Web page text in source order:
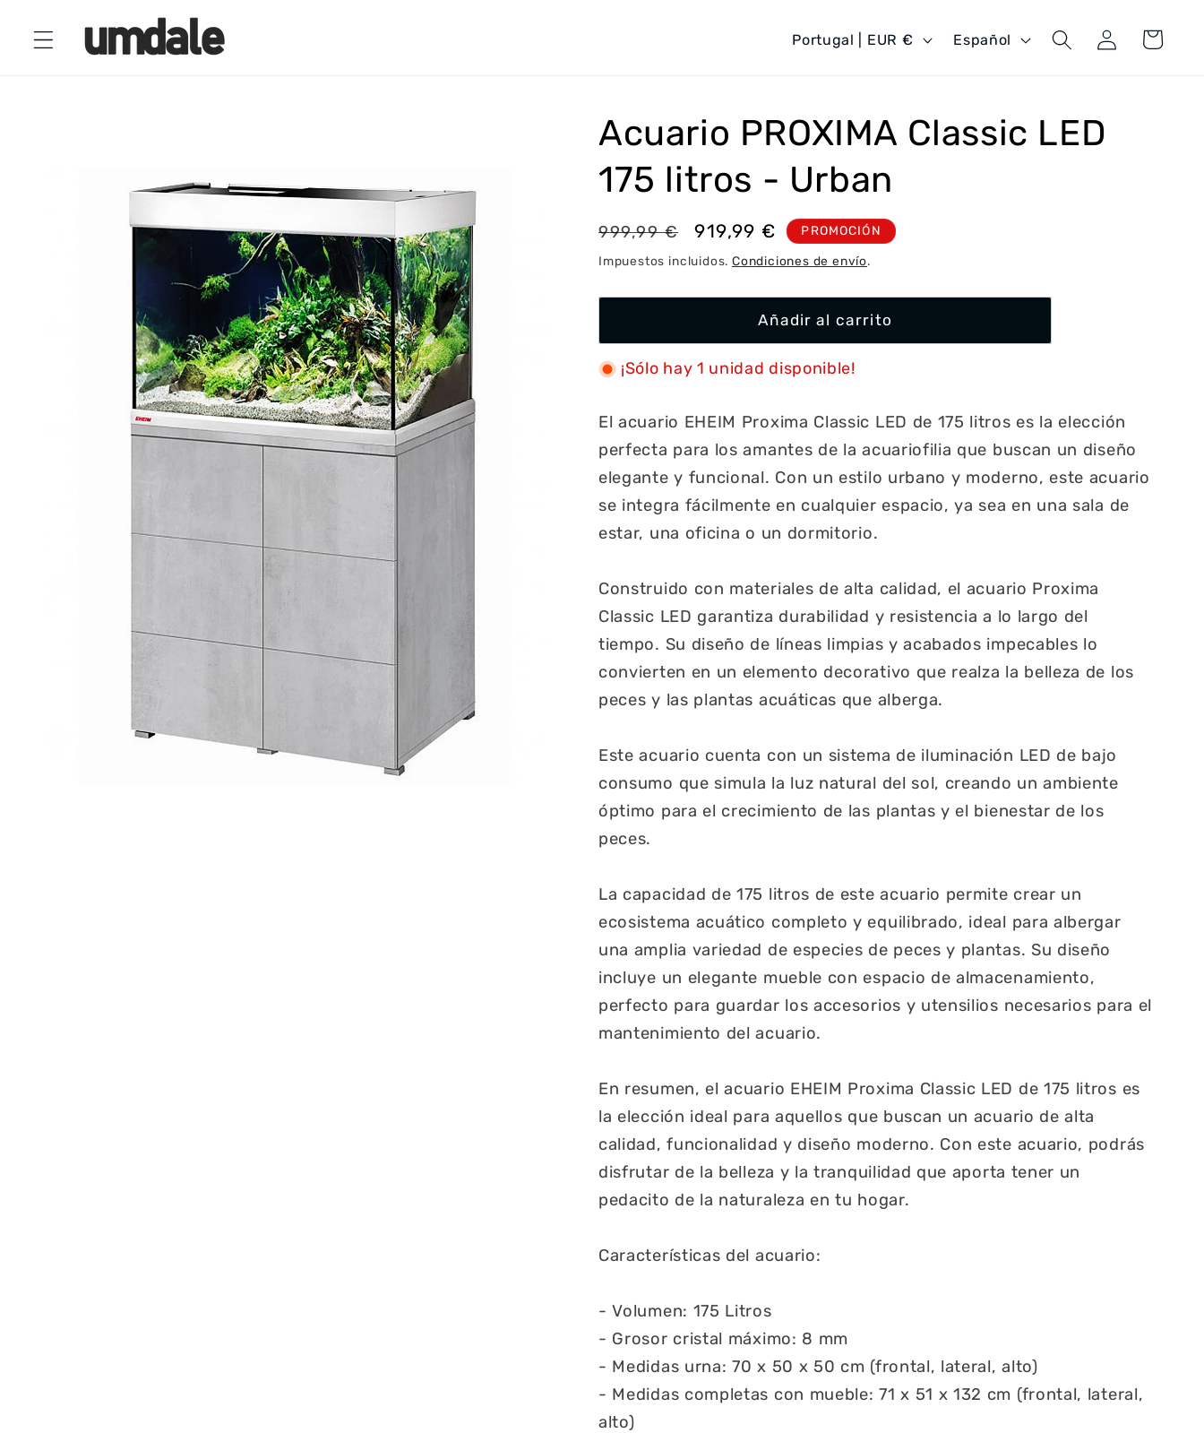
directamente
al contenido
P
s
/
g
i
n
Portugal | EUR €
m
Español
Iniciar
sesión
Carrito
Acuario PROXIMA Classic LED
175 litros - Urban
Precio
habitual
999,99 €
Precio
de
919,99 € PROMOCIÓN
Impuestos incluidos. Condiciones de envío.
Añadir al carrito
¡Sólo hay 1 unidad disponible!
El acuario EHEIM Proxima Classic LED de 175 litros es la elección
perfecta para los amantes de la acuariofilia que buscan un diseño
elegante y funcional. Con un estilo urbano y moderno, este acuario
se integra fácilmente en cualquier espacio, ya sea en una sala de
estar, una oficina o un dormitorio.
Construido con materiales de alta calidad, el acuario Proxima
Classic LED garantiza durabilidad y resistencia a lo largo del
tiempo. Su diseño de líneas limpias y acabados impecables lo
convierten en un elemento decorativo que realza la belleza de los
peces y las plantas acuáticas que alberga.
Este acuario cuenta con un sistema de iluminación LED de bajo
consumo que simula la luz natural del sol, creando un ambiente
óptimo para el crecimiento de las plantas y el bienestar de los
peces.
La capacidad de 175 litros de este acuario permite crear un
ecosistema acuático completo y equilibrado, ideal para albergar
una amplia variedad de especies de peces y plantas. Su diseño
incluye un elegante mueble con espacio de almacenamiento,
perfecto para guardar los accesorios y utensilios necesarios para el
mantenimiento del acuario.
En resumen, el acuario EHEIM Proxima Classic LED de 175 litros es
la elección ideal para aquellos que buscan un acuario de alta
calidad, funcionalidad y diseño moderno. Con este acuario, podrás
disfrutar de la belleza y la tranquilidad que aporta tener un
pedacito de la naturaleza en tu hogar.
Características del acuario:
- Volumen: 175 Litros
- Grosor cristal máximo: 8 mm
- Medidas urna: 70 x 50 x 50 cm (frontal, lateral, alto)
- Medidas completas con mueble: 71 x 51 x 132 cm (frontal, lateral,
alto)